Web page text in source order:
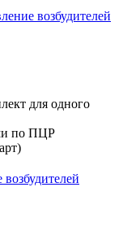
возбудителей